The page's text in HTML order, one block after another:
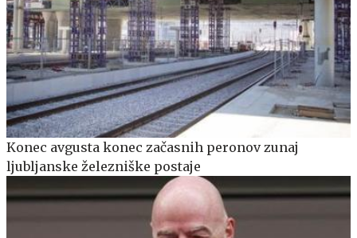
Konec avgusta konec začasnih peronov zunaj
ljubljanske železniške postaje